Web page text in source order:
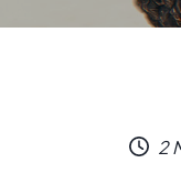
2